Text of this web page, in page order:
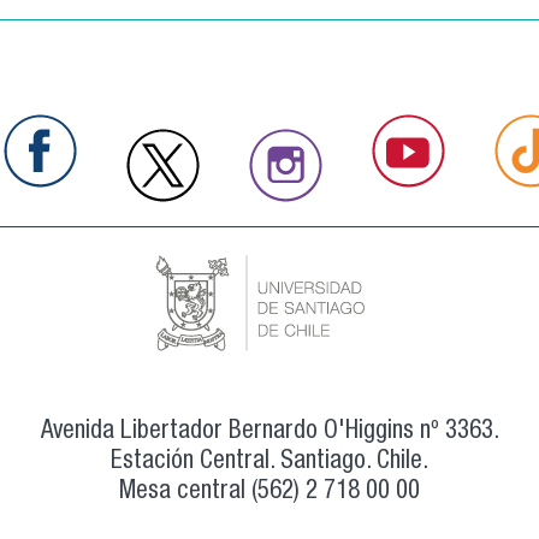
Avenida Libertador Bernardo O'Higgins nº 3363.
Estación Central. Santiago. Chile.
Mesa central (562) 2 718 00 00